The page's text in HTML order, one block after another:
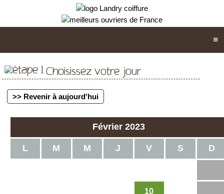
Choisissez votre jour
>> Revenir à aujourd'hui
Février 2023
L M M J V S D
10